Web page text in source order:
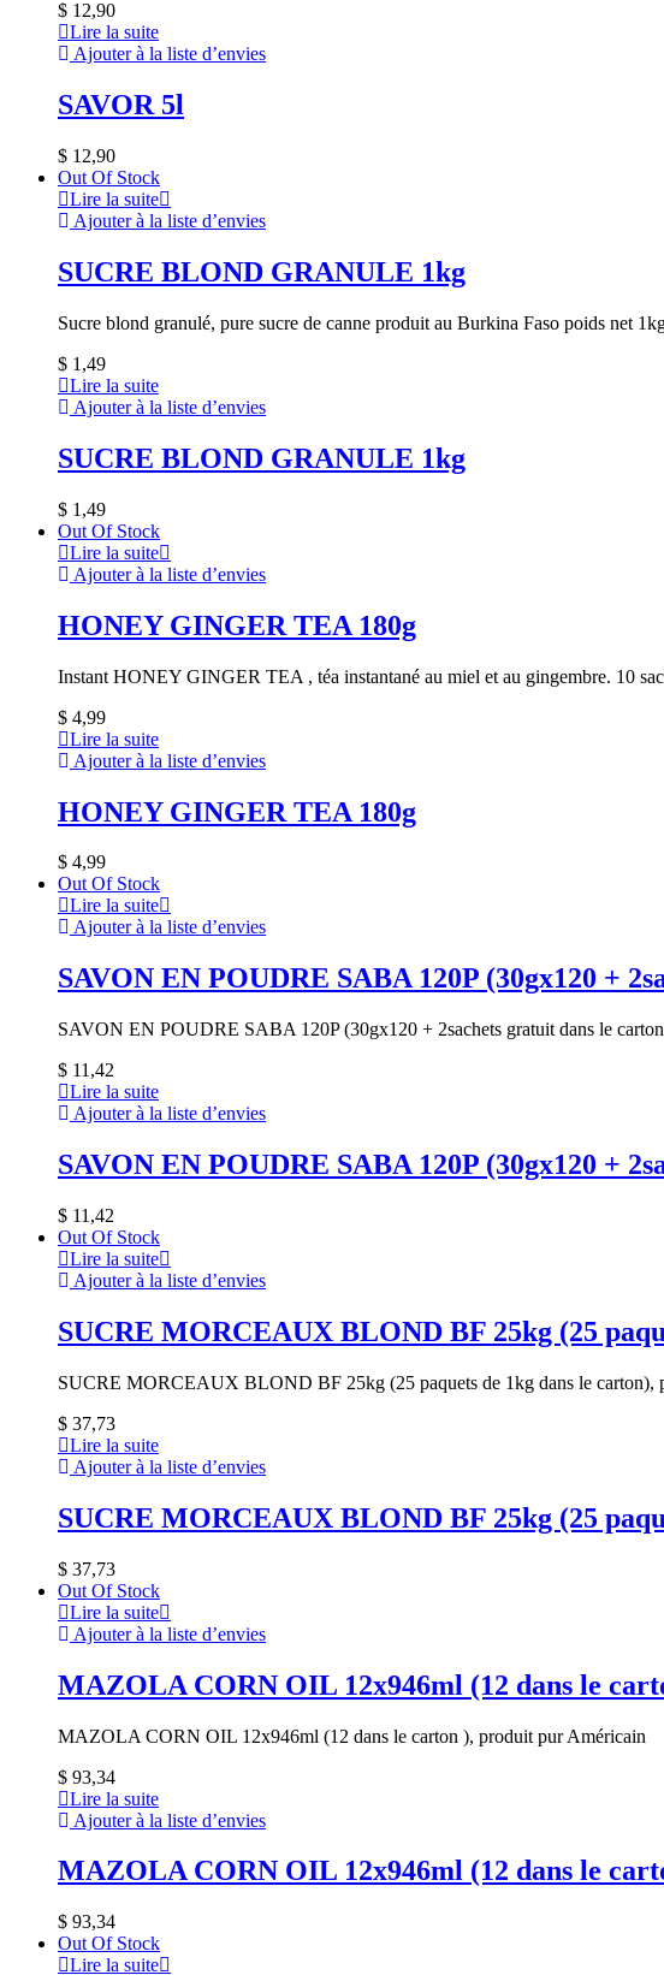
$ 12,90
Lire la suite
Ajouter à la liste d’envies
SAVOR 5l
$ 12,90
Out Of Stock
Lire la suite
Ajouter à la liste d’envies
SUCRE BLOND GRANULE 1kg
Sucre blond granulé, pure sucre de canne produit au Burkina Faso poids net
$ 1,49
Lire la suite
Ajouter à la liste d’envies
SUCRE BLOND GRANULE 1kg
$ 1,49
Out Of Stock
Lire la suite
Ajouter à la liste d’envies
HONEY GINGER TEA 180g
Instant HONEY GINGER TEA , téa instantané au miel et au gingembre. 10
$ 4,99
Lire la suite
Ajouter à la liste d’envies
HONEY GINGER TEA 180g
$ 4,99
Out Of Stock
Lire la suite
Ajouter à la liste d’envies
SAVON EN POUDRE SABA 120P (30gx120 +
SAVON EN POUDRE SABA 120P (30gx120 + 2sachets gratuit dans le
$ 11,42
Lire la suite
Ajouter à la liste d’envies
SAVON EN POUDRE SABA 120P (30gx120 +
$ 11,42
Out Of Stock
Lire la suite
Ajouter à la liste d’envies
SUCRE MORCEAUX BLOND BF 25kg (25
SUCRE MORCEAUX BLOND BF 25kg (25 paquets de 1kg dans le carton),
$ 37,73
Lire la suite
Ajouter à la liste d’envies
SUCRE MORCEAUX BLOND BF 25kg (25
$ 37,73
Out Of Stock
Lire la suite
Ajouter à la liste d’envies
MAZOLA CORN OIL 12x946ml (12 dans le
MAZOLA CORN OIL 12x946ml (12 dans le carton ), produit pur Américain
$ 93,34
Lire la suite
Ajouter à la liste d’envies
MAZOLA CORN OIL 12x946ml (12 dans le
$ 93,34
Out Of Stock
Lire la suite